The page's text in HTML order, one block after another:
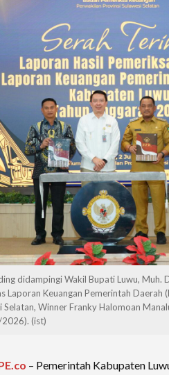
didampingi Wakil Bupati Luwu, Muh.
Laporan Keuangan Pemerintah Daerah
Selatan, Winner Franky Halomoan
2026). (ist)
– Pemerintah Kabupaten